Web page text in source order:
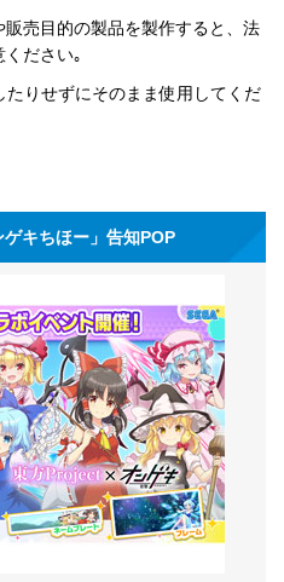
売目的の製品を製作すると、法
ださい｡
たりせずにそのまま使用してくだ
キちほー」告知POP